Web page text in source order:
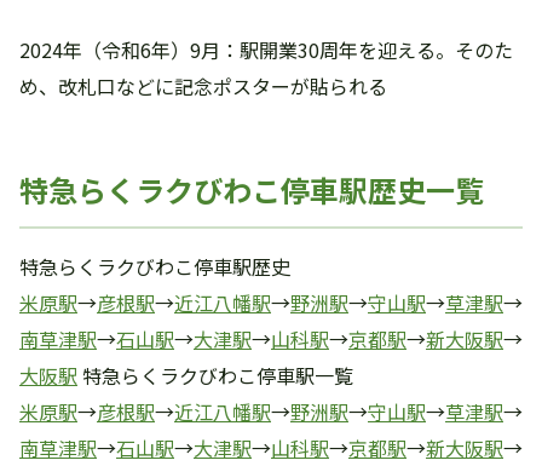
2024年（令和6年）9月：駅開業30周年を迎える。そのた
め、改札口などに記念ポスターが貼られる
特急らくラクびわこ停車駅歴史一覧
特急らくラクびわこ停車駅歴史
米原駅→彦根駅→近江八幡駅→野洲駅→守山駅→草津駅→
南草津駅→石山駅→大津駅→山科駅→京都駅→新大阪駅→
大阪駅 特急らくラクびわこ停車駅一覧
米原駅→彦根駅→近江八幡駅→野洲駅→守山駅→草津駅→
南草津駅→石山駅→大津駅→山科駅→京都駅→新大阪駅→